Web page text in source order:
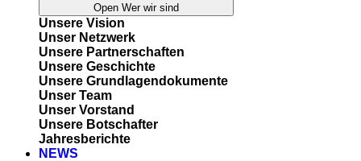
Open Wer wir sind
Unsere Vision
Unser Netzwerk
Unsere Partnerschaften
Unsere Geschichte
Unsere Grundlagendokumente
Unser Team
Unser Vorstand
Unsere Botschafter
Jahresberichte
NEWS